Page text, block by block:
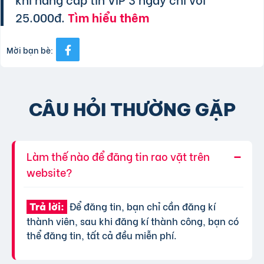
25.000đ.Tìm hiểu thêm
Mời bạn bè:
CÂU HỎI THƯỜNG GẶP
Làm thế nào để đăng tin rao vặt trên
website?
Trả lời: Để đăng tin, bạn chỉ cần đăng kí
thành viên, sau khi đăng kí thành công, bạn có
thể đăng tin, tất cả đều miễn phí.